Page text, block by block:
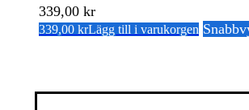
339,00 kr
339,00 krLägg till i varukorgen